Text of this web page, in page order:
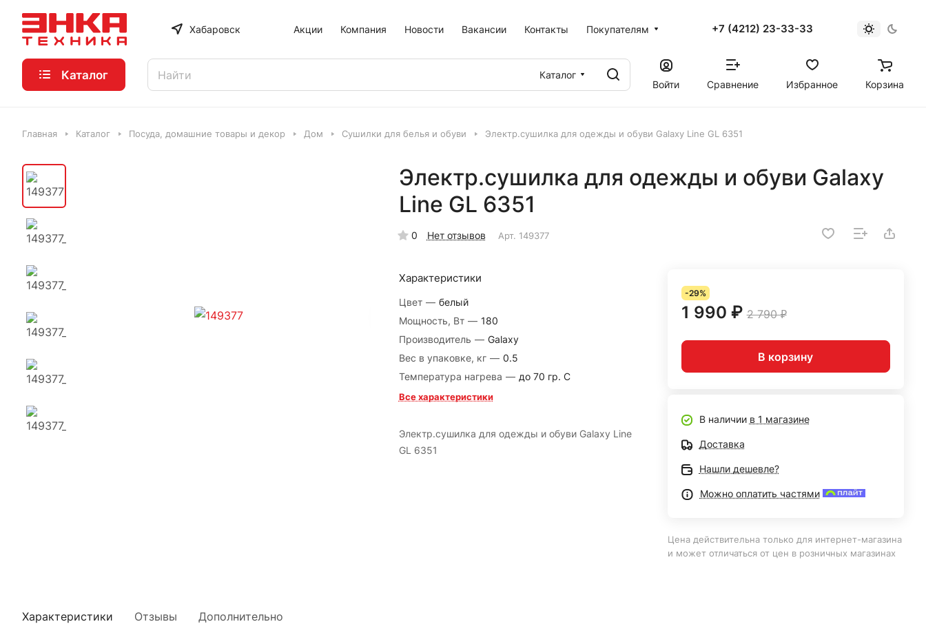
Хабаровск Акции Компания Новости Вакансии Контакты Покупателям +7 (4212) 23-33-33
Каталог
Каталог
Войти
Сравнение Избранное Корзина
Главная Каталог Посуда, домашние товары и декор Дом Сушилки для белья и обуви Электр.сушилка для одежды и обуви Galaxy Line GL 6351
Электр.сушилка для одежды и обуви Galaxy
Line GL 6351
0 Нет отзывов Арт. 149377
Характеристики
Цвет — белый
Мощность, Вт — 180
Производитель — Galaxy
Вес в упаковке, кг — 0.5
Температура нагрева — до 70 гр. С
Все характеристики
Электр.сушилка для одежды и обуви Galaxy Line
GL 6351
-29%
1 990 ₽ 2 790 ₽
В корзину
В наличии в 1 магазине
Доставка
Нашли дешевле?
Можно оплатить частями
Цена действительна только для интернет-магазина
и может отличаться от цен в розничных магазинах
Характеристики Отзывы Дополнительно